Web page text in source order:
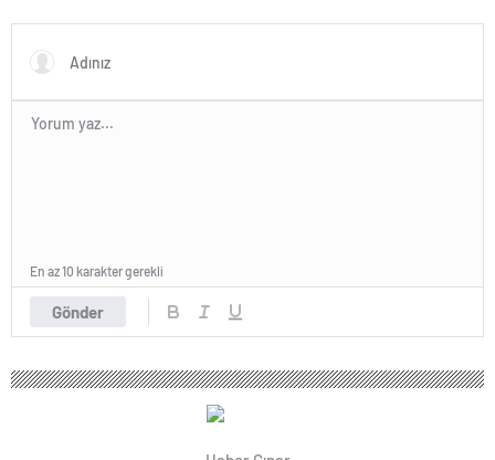
Gönder
En az 10 karakter gerekli